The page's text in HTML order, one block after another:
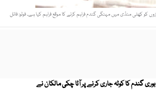
محکمہ خوراک کی جانب سے ماہ اگست کے لیے حیدرآباد کی آٹا چکیوں کے لیے فی پتھر صرف 12 بوری گندم کا کوٹہ جاری کرنے پر آٹا چکی مالکان نے